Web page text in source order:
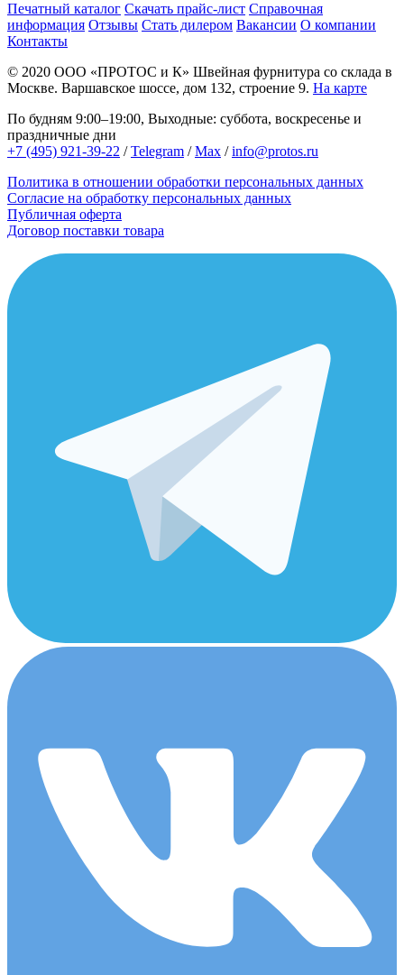
Печатный каталог Скачать прайс-лист Справочная
информация Отзывы Стать дилером Вакансии О компании
Контакты
© 2020 ООО «ПРОТОС и К» Швейная фурнитура со склада в
Москве. Варшавское шоссе, дом 132, строение 9. На карте
По будням 9:00–19:00, Выходные: суббота, воскресенье и
праздничные дни
+7 (495) 921-39-22 /Telegram /Max /info@protos.ru
Политика в отношении обработки персональных данных
Согласие на обработку персональных данных
Публичная оферта
Договор поставки товара